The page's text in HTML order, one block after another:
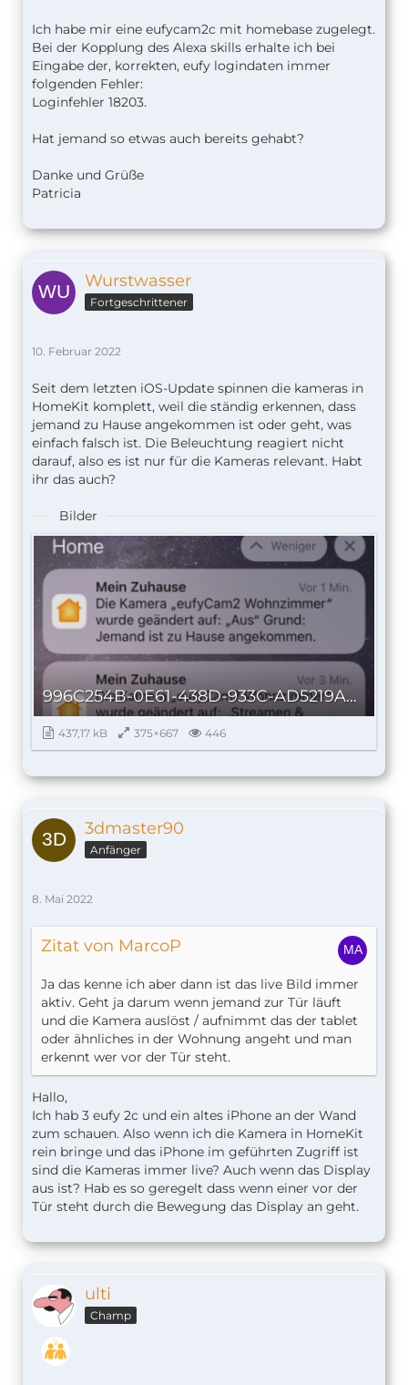
Ich habe mir eine eufycam2c mit homebase zugelegt.
Bei der Kopplung des Alexa skills erhalte ich bei
Eingabe der, korrekten, eufy logindaten immer
folgenden Fehler:
Loginfehler 18203.
Hat jemand so etwas auch bereits gehabt?
Danke und Grüße
Patricia
Wurstwasser
Fortgeschrittener
10. Februar 2022
Seit dem letzten iOS-Update spinnen die kameras in
HomeKit komplett, weil die ständig erkennen, dass
jemand zu Hause angekommen ist oder geht, was
einfach falsch ist. Die Beleuchtung reagiert nicht
darauf, also es ist nur für die Kameras relevant. Habt
ihr das auch?
Bilder
996C254B-0E61-438D-933C-AD5219A682A7_autoscaled.png
437,17 kB 375×667 446
3dmaster90
Anfänger
8. Mai 2022
Zitat von MarcoP
Ja das kenne ich aber dann ist das live Bild immer
aktiv. Geht ja darum wenn jemand zur Tür läuft
und die Kamera auslöst / aufnimmt das der tablet
oder ähnliches in der Wohnung angeht und man
erkennt wer vor der Tür steht.
Hallo,
Ich hab 3 eufy 2c und ein altes iPhone an der Wand
zum schauen. Also wenn ich die Kamera in HomeKit
rein bringe und das iPhone im geführten Zugriff ist
sind die Kameras immer live? Auch wenn das Display
aus ist? Hab es so geregelt dass wenn einer vor der
Tür steht durch die Bewegung das Display an geht.
ulti
Champ